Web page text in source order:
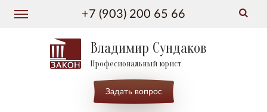
+7 (903) 200 65 66
Владимир Сундаков
Професиональный юрист
Задать вопрос